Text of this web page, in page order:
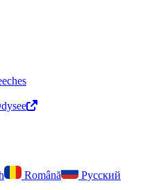
Română
Русский